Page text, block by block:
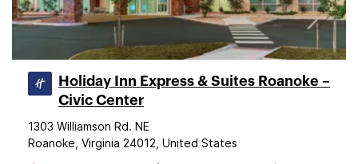
Holiday Inn Express & Suites Roanoke –
Civic Center
1303 Williamson Rd. NE
Roanoke, Virginia 24012, United States